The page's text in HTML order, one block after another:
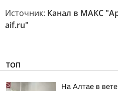
Источник: Канал в МАКС
aif.ru"
ТОП
На Алтае в